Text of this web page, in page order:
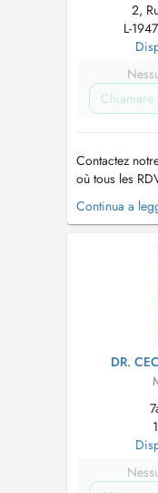
2,
L-
Chiamare
Contactez
où tous les
des enfants à
Covid
un
personnelle
Continua a
DR.